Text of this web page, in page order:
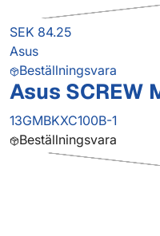
SEK 84.25
Asus
Beställningsvara
Asus SCREW
13GMBKXC100B-1
Beställningsvara